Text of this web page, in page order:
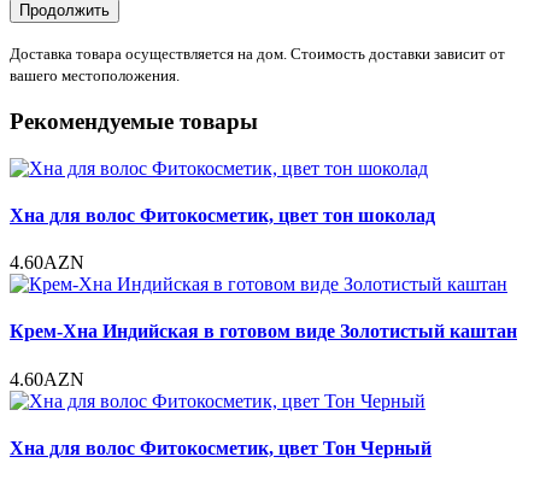
Продолжить
Доставка товара осуществляется на дом. Стоимость доставки зависит от
вашего местоположения.
Рекомендуемые товары
Хна для волос Фитокосметик, цвет тон шоколад
4.60AZN
Крем-Хна Индийская в готовом виде Золотистый каштан
4.60AZN
Хна для волос Фитокосметик, цвет Тон Черный